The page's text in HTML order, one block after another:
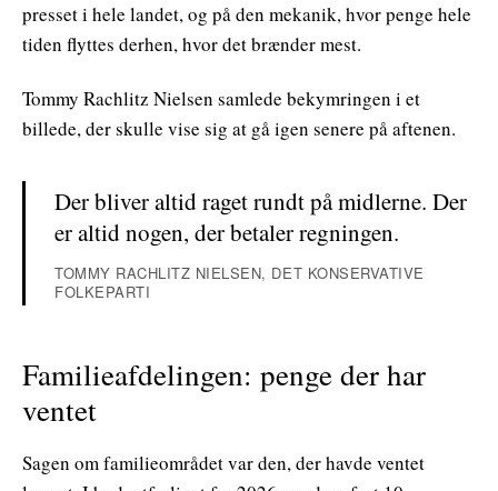
presset i hele landet, og på den mekanik, hvor penge hele
tiden flyttes derhen, hvor det brænder mest.
Tommy Rachlitz Nielsen samlede bekymringen i et
billede, der skulle vise sig at gå igen senere på aftenen.
Der bliver altid raget rundt på midlerne. Der
er altid nogen, der betaler regningen.
TOMMY RACHLITZ NIELSEN, DET KONSERVATIVE
FOLKEPARTI
Familieafdelingen: penge der har
ventet
Sagen om familieområdet var den, der havde ventet